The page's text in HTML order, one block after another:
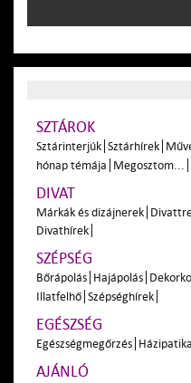
SZTÁROK
Sztárinterjúk Sztárhírek
hónap témája Megosztom...
DIVAT
Márkák és dizájnerek
Divathírek
SZÉPSÉG
Bőrápolás Hajápolás
Illatfelhő Szépséghírek
EGÉSZSÉG
Egészségmegőrzés Házipatika
AJÁNLÓ